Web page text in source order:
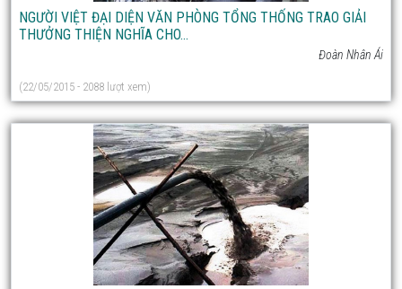
NGƯỜI VIỆT ĐẠI DIỆN VĂN PHÒNG TỔNG THỐNG TRAO GIẢI
THƯỞNG THIỆN NGHĨA CHO...
Đoàn Nhân Ái
(22/05/2015 - 2088 lượt xem)